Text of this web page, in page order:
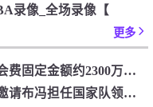
录像_全场录像【
更多
[你怎么看？]记者：阿尔马达转会费固定金额约2300万欧，外
[精彩资讯]斯基拉：意大利足协邀请布冯担任国家队领队，但遭到